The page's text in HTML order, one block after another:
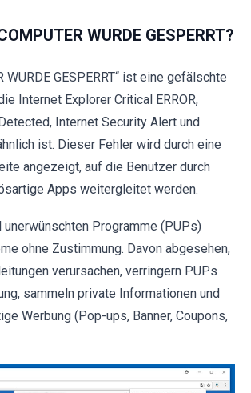
WURDE GESPERRT?
WURDE GESPERRT“ ist eine gefälschte
Internet Explorer Critical ERROR,
Internet Security Alert und
ist. Dieser Fehler wird durch eine
angezeigt, auf die Benutzer durch
Apps weitergleitet werden.
Programme (PUPs)
ohne Zustimmung. Davon abgesehen,
verursachen, verringern PUPs
sammeln private Informationen und
Werbung (Pop-ups, Banner, Coupons,